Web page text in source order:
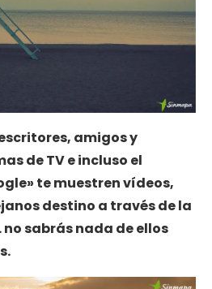
amigos y
de TV e incluso el
te muestren vídeos,
destino a través de la
sabrás nada de ellos